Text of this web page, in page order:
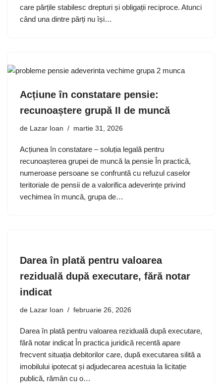
care părțile stabilesc drepturi și obligații reciproce. Atunci
când una dintre părți nu își…
Acțiune în constatare pensie:
recunoaștere grupă II de muncă
de Lazar Ioan martie 31, 2026
Acțiunea în constatare – soluția legală pentru
recunoașterea grupei de muncă la pensie În practică,
numeroase persoane se confruntă cu refuzul caselor
teritoriale de pensii de a valorifica adeverințe privind
vechimea în muncă, grupa de…
Darea în plată pentru valoarea
reziduală după executare, fără notar
indicat
de Lazar Ioan februarie 26, 2026
Darea în plată pentru valoarea reziduală după executare,
fără notar indicat În practica juridică recentă apare
frecvent situația debitorilor care, după executarea silită a
imobilului ipotecat și adjudecarea acestuia la licitație
publică, rămân cu o…